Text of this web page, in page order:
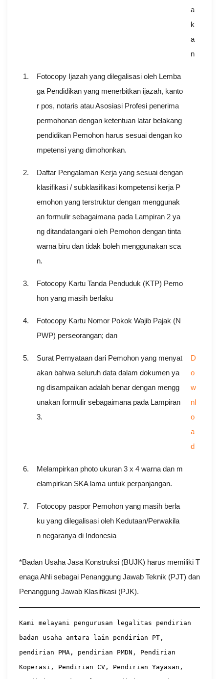
a
k
a
n
1.
Fotocopy Ijazah yang dilegalisasi oleh Lemba
ga Pendidikan yang menerbitkan ijazah, kanto
r pos, notaris atau Asosiasi Profesi penerima
permohonan dengan ketentuan latar belakang
pendidikan Pemohon harus sesuai dengan ko
mpetensi yang dimohonkan.
2.
Daftar Pengalaman Kerja yang sesuai dengan
klasifikasi / subklasifikasi kompetensi kerja P
emohon yang terstruktur dengan menggunak
an formulir sebagaimana pada Lampiran 2 ya
ng ditandatangani oleh Pemohon dengan tinta
warna biru dan tidak boleh menggunakan sca
n.
3.
Fotocopy Kartu Tanda Penduduk (KTP) Pemo
hon yang masih berlaku
4.
Fotocopy Kartu Nomor Pokok Wajib Pajak (N
PWP) perseorangan; dan
5.
Surat Pernyataan dari Pemohon yang menyat
akan bahwa seluruh data dalam dokumen ya
ng disampaikan adalah benar dengan mengg
unakan formulir sebagaimana pada Lampiran
3.
D
o
w
nl
o
a
d
6.
Melampirkan photo ukuran 3 x 4 warna dan m
elampirkan SKA lama untuk perpanjangan.
7.
Fotocopy paspor Pemohon yang masih berla
ku yang dilegalisasi oleh Kedutaan/Perwakila
n negaranya di Indonesia
*Badan Usaha Jasa Konstruksi (BUJK) harus memiliki T
enaga Ahli sebagai Penanggung Jawab Teknik (PJT) dan
Penanggung Jawab Klasifikasi (PJK).
Kami melayani pengurusan legalitas pendirian
badan usaha antara lain pendirian PT,
pendirian PMA, pendirian PMDN, Pendirian
Koperasi, Pendirian CV, Pendirian Yayasan,